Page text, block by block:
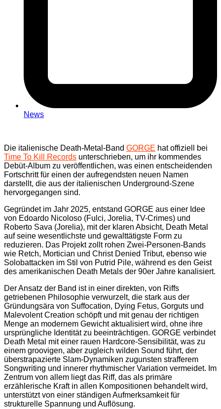
News
Die italienische Death-Metal-Band GORGE hat offiziell bei
Time To Kill Records unterschrieben, um ihr kommendes
Debüt-Album zu veröffentlichen, was einen entscheidenden
Fortschritt für einen der aufregendsten neuen Namen
darstellt, die aus der italienischen Underground-Szene
hervorgegangen sind.
Gegründet im Jahr 2025, entstand GORGE aus einer Idee
von Edoardo Nicoloso (Fulci, Jorelia, TV-Crimes) und
Roberto Sava (Jorelia), mit der klaren Absicht, Death Metal
auf seine wesentlichste und gewalttätigste Form zu
reduzieren. Das Projekt zollt rohen Zwei-Personen-Bands
wie Retch, Mortician und Christ Denied Tribut, ebenso wie
Solobattacken im Stil von Putrid Pile, während es den Geist
des amerikanischen Death Metals der 90er Jahre kanalisiert.
Der Ansatz der Band ist in einer direkten, von Riffs
getriebenen Philosophie verwurzelt, die stark aus der
Gründungsära von Suffocation, Dying Fetus, Gorguts und
Malevolent Creation schöpft und mit genau der richtigen
Menge an modernem Gewicht aktualisiert wird, ohne ihre
ursprüngliche Identität zu beeinträchtigen. GORGE verbindet
Death Metal mit einer rauen Hardcore-Sensibilität, was zu
einem groovigen, aber zugleich wilden Sound führt, der
überstrapazierte Slam-Dynamiken zugunsten strafferem
Songwriting und innerer rhythmischer Variation vermeidet. Im
Zentrum von allem liegt das Riff, das als primäre
erzählerische Kraft in allen Kompositionen behandelt wird,
unterstützt von einer ständigen Aufmerksamkeit für
strukturelle Spannung und Auflösung.